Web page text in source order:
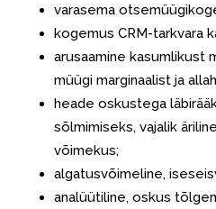
varasema
kogemus CRM-tarkvara
arusaamine kasumlikust
müügi marginaalist ja
heade oskustega
sõlmimiseks, vajalik
võimekus;
algatusvõimeline,
analüütiline, oskus